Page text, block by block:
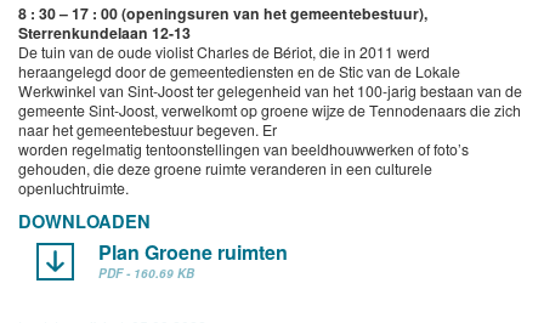
8 : 30 – 17 : 00 (openingsuren van het gemeentebestuur),
Sterrenkundelaan 12-13
De tuin van de oude violist Charles de Bériot, die in 2011 werd
heraangelegd door de gemeentediensten en de Stic van de Lokale
Werkwinkel van Sint-Joost ter gelegenheid van het 100-jarig bestaan van de
gemeente Sint-Joost, verwelkomt op groene wijze de Tennodenaars die zich
naar het gemeentebestuur begeven. Er
worden regelmatig tentoonstellingen van beeldhouwwerken of foto’s
gehouden, die deze groene ruimte veranderen in een culturele
openluchtruimte.
DOWNLOADEN
Plan Groene ruimten
PDF - 160.69 KB